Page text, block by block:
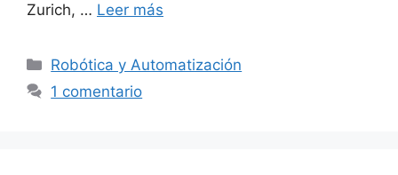
Zurich, … Leer más
Categorías
Robótica y Automatización
1 comentario